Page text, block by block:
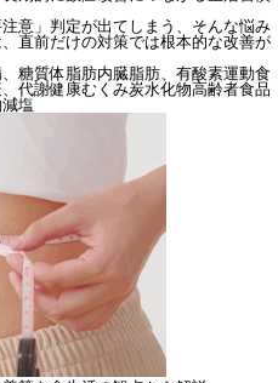
意」判定が出てしまう、そんな悩み
直前だけの対策では根本的な改善が
糖質体脂肪内臓脂肪、有酸素運動食
代謝健康むくみ炭水化物高齢者食品
減塩